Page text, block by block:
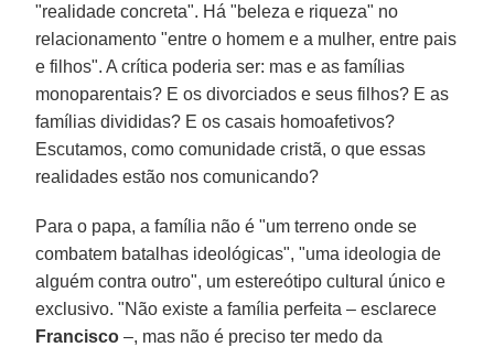
"realidade concreta". Há "beleza e riqueza" no
relacionamento "entre o homem e a mulher, entre pais
e filhos". A crítica poderia ser: mas e as famílias
monoparentais? E os divorciados e seus filhos? E as
famílias divididas? E os casais homoafetivos?
Escutamos, como comunidade cristã, o que essas
realidades estão nos comunicando?
Para o papa, a família não é "um terreno onde se
combatem batalhas ideológicas", "uma ideologia de
alguém contra outro", um estereótipo cultural único e
exclusivo. "Não existe a família perfeita – esclarece
Francisco –, mas não é preciso ter medo da